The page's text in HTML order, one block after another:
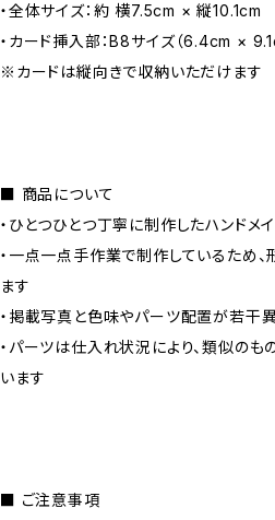
・全体サイズ：約 横7.5cm × 縦10.1cm
・カード挿入部：B8サイズ（6.4cm ×
※カードは縦向きで収納いただけます
■ 商品について
・ひとつひとつ丁寧に制作したハンドメイ
・一点一点手作業で制作しているため
ます
・掲載写真と色味やパーツ配置が若干
・パーツは仕入れ状況により、類似の
います
■ ご注意事項